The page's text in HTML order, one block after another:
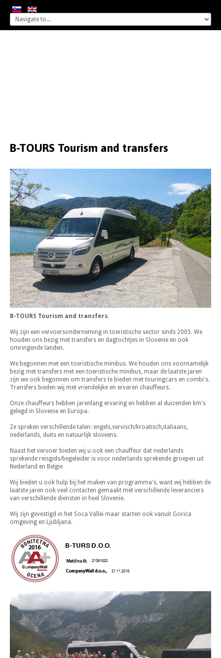
B-TOURS Tourism and transfers
B-TOURS Tourism and transfers.
Wij zijn een vervoersonderneming in toeristische sector sinds 2005. We
houden ons bezig met transfers en dagtochtjes in Slovenie en ook
omringende landen.
We begonnen met een toeristische minibus. We houden ons voornamelijk
bezig met transfers met een toeristische minibus, maar de laatste jaren
zijn we ook begonnen om transfers te bieden met touringcars en combi's.
Transfers bieden wij met vriendelijke en ervaren chauffeurs.
Onze chauffeurs hebben jarenlang ervaring en hebben al duizenden km's
gelegd in Slovenie en Europa.
Ze spreken verschillende talen: engels,servisch/kroatisch,italiaans,
nederlands, duits en natuurlijk sloveens.
Naast het vervoer bieden wij u ook een chauffeur dat nederlands
sprekende reisgids/begeleider is voor nederlands sprekende groepen uit
Nederland en Belgie
Wij bieden u ook hulp bij het maken van programma's, want wij hebben de
laatste jaren ook veel contacten gemaakt met verschillende leveranciers
van verschillende diensten in heel Slovenie.
Wij zijn gevestigd in het Soca Vallei maar starten ook vanuit Gorica
omgeving en Ljubljana.